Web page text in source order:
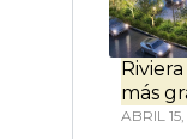
más
ABRIL